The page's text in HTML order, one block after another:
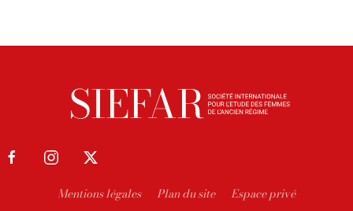
Mentions légales Plan du site Espace privé